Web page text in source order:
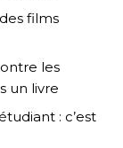
films
les
un livre
: c’est